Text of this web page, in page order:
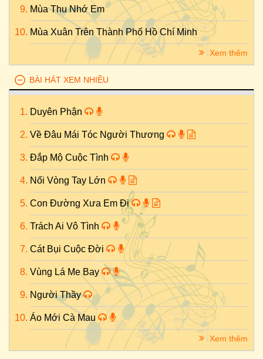
Mùa Thu Nhớ Em
Mùa Xuân Trên Thành Phố Hồ Chí Minh
Xem thêm
BÀI HÁT XEM NHIỀU
Duyên Phận
Về Đâu Mái Tóc Người Thương
Đắp Mộ Cuộc Tình
Nối Vòng Tay Lớn
Con Đường Xưa Em Đi
Trách Ai Vô Tình
Cát Bụi Cuộc Đời
Vùng Lá Me Bay
Người Thầy
Áo Mới Cà Mau
Xem thêm